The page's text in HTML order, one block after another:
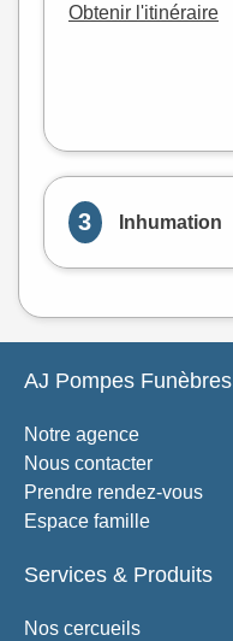
Obtenir l'itinéraire
3 Inhumation
AJ Pompes Funèbres
Notre agence
Nous contacter
Prendre rendez-vous
Espace famille
Services & Produits
Nos cercueils